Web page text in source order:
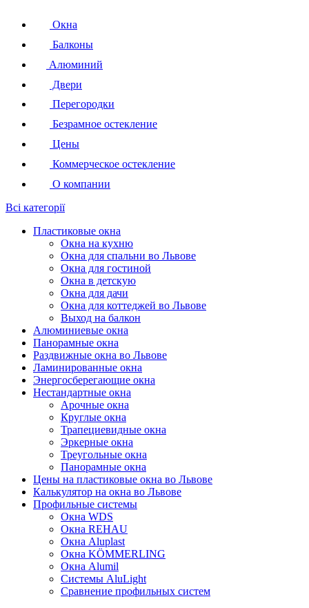
Окна
Балконы
Алюминий
Двери
Перегородки
Безрамное остекление
Цены
Коммерческое остекление
О компании
Всі категорії
Пластиковые окна
Окна на кухню
Окна для спальни во Львове
Окна для гостиной
Окна в детскую
Окна для дачи
Окна для коттеджей во Львове
Выход на балкон
Алюминиевые окна
Панорамные окна
Раздвижные окна во Львове
Ламинированные окна
Энергосберегающие окна
Нестандартные окна
Арочные окна
Круглые окна
Трапециевидные окна
Эркерные окна
Треугольные окна
Панорамные окна
Цены на пластиковые окна во Львове
Калькулятор на окна во Львове
Профильные системы
Окна WDS
Окна REHAU
Окна Aluplast
Окна KÖMMERLING
Окна Alumil
Системы AluLight
Сравнение профильных систем